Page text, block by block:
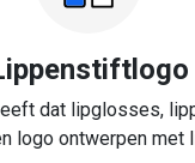
dat lipglosses,
logo ontwerpen met